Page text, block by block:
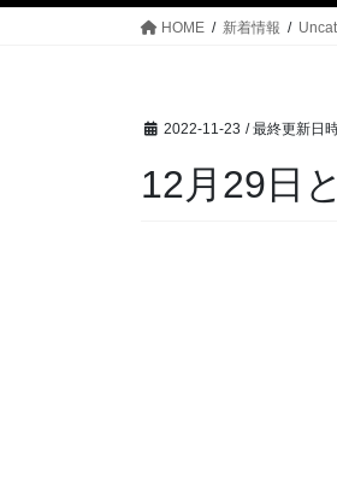
HOME 新着情報
2022-11-23 / 最終更新日
12月29日